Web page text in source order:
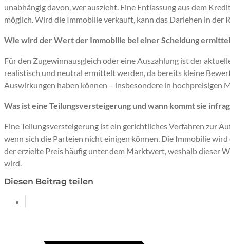
unabhängig davon, wer auszieht. Eine Entlassung aus dem
möglich. Wird die Immobilie verkauft, kann das Darlehen in der
Wie wird der Wert der Immobilie bei einer Scheidung
Für den Zugewinnausgleich oder eine Auszahlung ist der
realistisch und neutral ermittelt werden, da bereits kleine
Auswirkungen haben können – insbesondere in hochpreisigen
Was ist eine Teilungsversteigerung und wann kommt sie
Eine Teilungsversteigerung ist ein gerichtliches Verfahren zur
wenn sich die Parteien nicht einigen können. Die Immobilie
der erzielte Preis häufig unter dem Marktwert, weshalb dieser
wird.
Diesen Beitrag teilen